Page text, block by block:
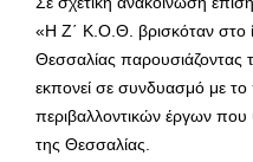
«Η Ζ΄ Κ.Ο.Θ. βρισκόταν στο
Θεσσαλίας παρουσιάζοντας
εκπονεί σε συνδυασμό με το
περιβαλλοντικών έργων που
της Θεσσαλίας.